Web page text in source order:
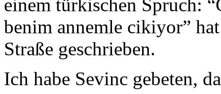
einem türkischen Spruch:
benim annemle cikiyor”
Straße geschrieben.
Ich habe Sevinc gebeten,